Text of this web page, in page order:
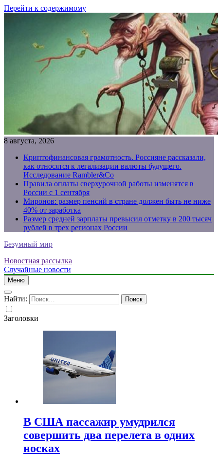
Перейти к содержимому
8 августа, 2026
Криптофинансовая грамотность. Россияне рассказали,
как относятся к легализации валюты будущего.
Исследование Rambler&Co
Правила оплаты сверхурочной работы изменятся в
России с 1 сентября
Миронов: размер пенсий в стране должен быть не ниже
40% от заработка
Размер средней зарплаты превысил отметку в 200 тысяч
рублей в трех регионах России
Безумный мир
Новостная рассылка
Случайные новости
Меню
Найти:
Заголовки
В США пассажир умудрился
совершить два перелета в одних
носках